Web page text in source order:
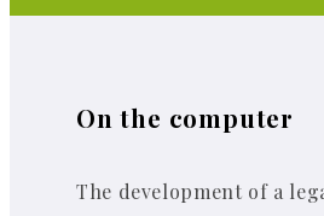
On the computer
The development of a